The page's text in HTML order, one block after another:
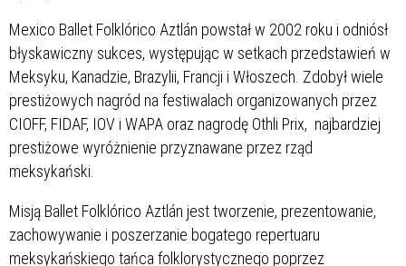
Mexico Ballet Folklórico Aztlán powstał w 2002 roku i odniósł
błyskawiczny sukces, występując w setkach przedstawień w
Meksyku, Kanadzie, Brazylii, Francji i Włoszech. Zdobył wiele
prestiżowych nagród na festiwalach organizowanych przez
CIOFF, FIDAF, IOV i WAPA oraz nagrodę Othli Prix, najbardziej
prestiżowe wyróżnienie przyznawane przez rząd
meksykański.
Misją Ballet Folklórico Aztlán jest tworzenie, prezentowanie,
zachowywanie i poszerzanie bogatego repertuaru
meksykańskiego tańca folklorystycznego poprzez